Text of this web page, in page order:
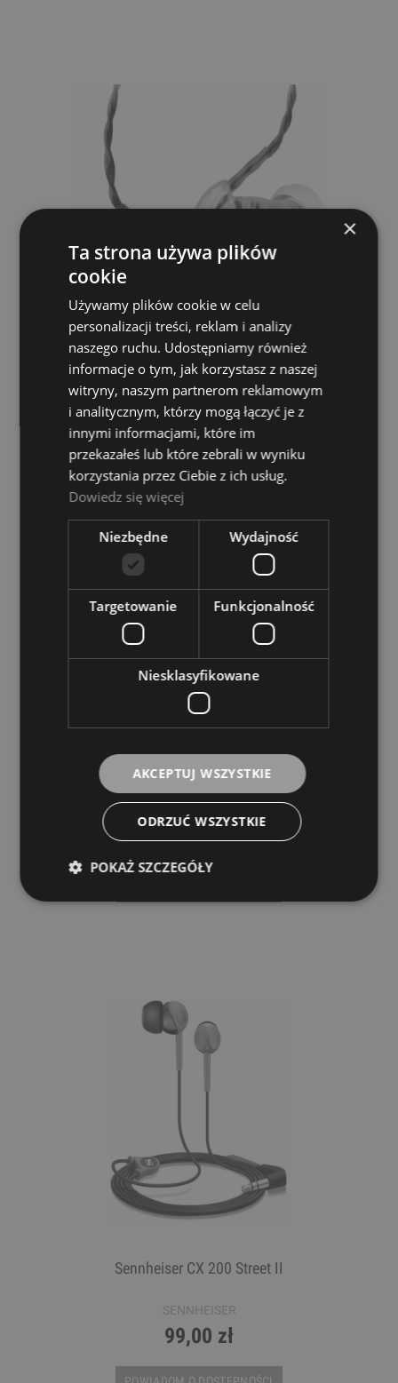
JTS IE 1
JTS
288,00 zł
POWIADOM O DOSTĘPNOŚCI
Monacor SE 80
MONACOR
42,00 zł
Sennheiser CX 200 Street II
SENNHEISER
99,00 zł
×
Ta strona używa plików
cookie
Używamy plików cookie w celu
personalizacji treści, reklam i analizy
naszego ruchu. Udostępniamy również
informacje o tym, jak korzystasz z naszej
witryny, naszym partnerom reklamowym
i analitycznym, którzy mogą łączyć je z
innymi informacjami, które im
przekazałeś lub które zebrali w wyniku
korzystania przez Ciebie z ich usług.
Dowiedz się więcej
Niezbędne Wydajność
Targetowanie Funkcjonalność
Niesklasyfikowane
AKCEPTUJ WSZYSTKIE
ODRZUĆ WSZYSTKIE
POKAŻ SZCZEGÓŁY